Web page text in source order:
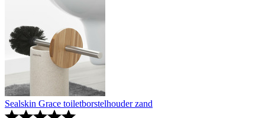
Sealskin Grace toiletborstelhouder zand